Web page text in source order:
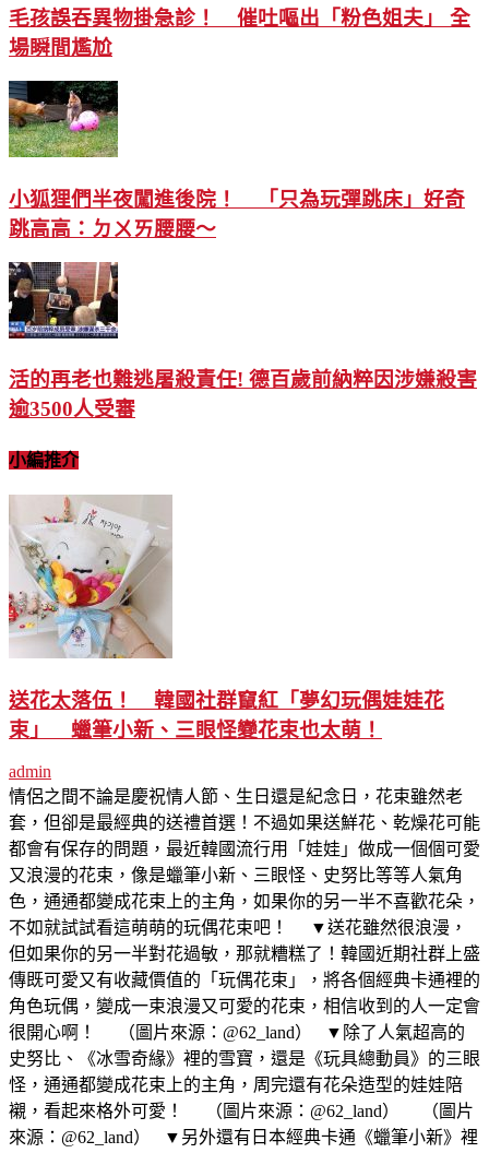
毛孩誤吞異物掛急診！ 催吐嘔出「粉色姐夫」 全
場瞬間尷尬
小狐狸們半夜闖進後院！ 「只為玩彈跳床」好奇
跳高高：ㄉㄨㄞ腰腰～
活的再老也難逃屠殺責任! 德百歲前納粹因涉嫌殺害
逾3500人受審
小編推介
送花太落伍！ 韓國社群竄紅「夢幻玩偶娃娃花
束」 蠟筆小新、三眼怪變花束也太萌！
admin
情侶之間不論是慶祝情人節、生日還是紀念日，花束雖然老
套，但卻是最經典的送禮首選！不過如果送鮮花、乾燥花可能
都會有保存的問題，最近韓國流行用「娃娃」做成一個個可愛
又浪漫的花束，像是蠟筆小新、三眼怪、史努比等等人氣角
色，通通都變成花束上的主角，如果你的另一半不喜歡花朵，
不如就試試看這萌萌的玩偶花束吧！ ▼送花雖然很浪漫，
但如果你的另一半對花過敏，那就糟糕了！韓國近期社群上盛
傳既可愛又有收藏價值的「玩偶花束」，將各個經典卡通裡的
角色玩偶，變成一束浪漫又可愛的花束，相信收到的人一定會
很開心啊！ （圖片來源：@62_land） ▼除了人氣超高的
史努比、《冰雪奇緣》裡的雪寶，還是《玩具總動員》的三眼
怪，通通都變成花束上的主角，周完還有花朵造型的娃娃陪
襯，看起來格外可愛！ （圖片來源：@62_land） （圖片
來源：@62_land） ▼另外還有日本經典卡通《蠟筆小新》裡